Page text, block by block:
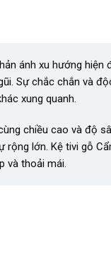
ánh xu hướng
Sự chắc chắn và
xung quanh.
chiều cao và độ
lớn. Kệ tivi gỗ
và thoải mái.